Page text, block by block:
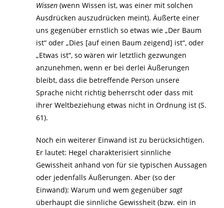
Wissen (wenn Wissen ist, was einer mit solchen
Ausdrücken auszudrücken meint). Äußerte einer
uns gegenüber ernstlich so etwas wie „Der Baum
ist“ oder „Dies [auf einen Baum zeigend] ist“, oder
„Etwas ist“, so wären wir letztlich gezwungen
anzunehmen, wenn er bei derlei Äußerungen
bleibt, dass die betreffende Person unsere
Sprache nicht richtig beherrscht oder dass mit
ihrer Weltbeziehung etwas nicht in Ordnung ist (S.
61).
Noch ein weiterer Einwand ist zu berücksichtigen.
Er lautet: Hegel charakterisiert sinnliche
Gewissheit anhand von für sie typischen Aussagen
oder jedenfalls Äußerungen. Aber (so der
Einwand): Warum und wem gegenübersagt
überhaupt die sinnliche Gewissheit (bzw. ein in